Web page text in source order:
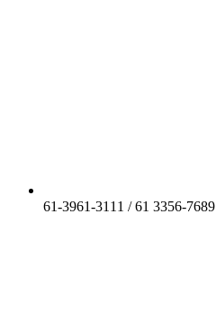
61-3961-3111 / 61 3356-7689